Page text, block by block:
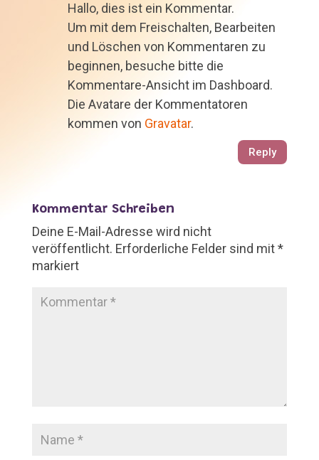
Hallo, dies ist ein Kommentar.
Um mit dem Freischalten, Bearbeiten
und Löschen von Kommentaren zu
beginnen, besuche bitte die
Kommentare-Ansicht im Dashboard.
Die Avatare der Kommentatoren
kommen von Gravatar.
Reply
Kommentar Schreiben
Deine E-Mail-Adresse wird nicht
veröffentlicht. Erforderliche Felder sind mit*
markiert